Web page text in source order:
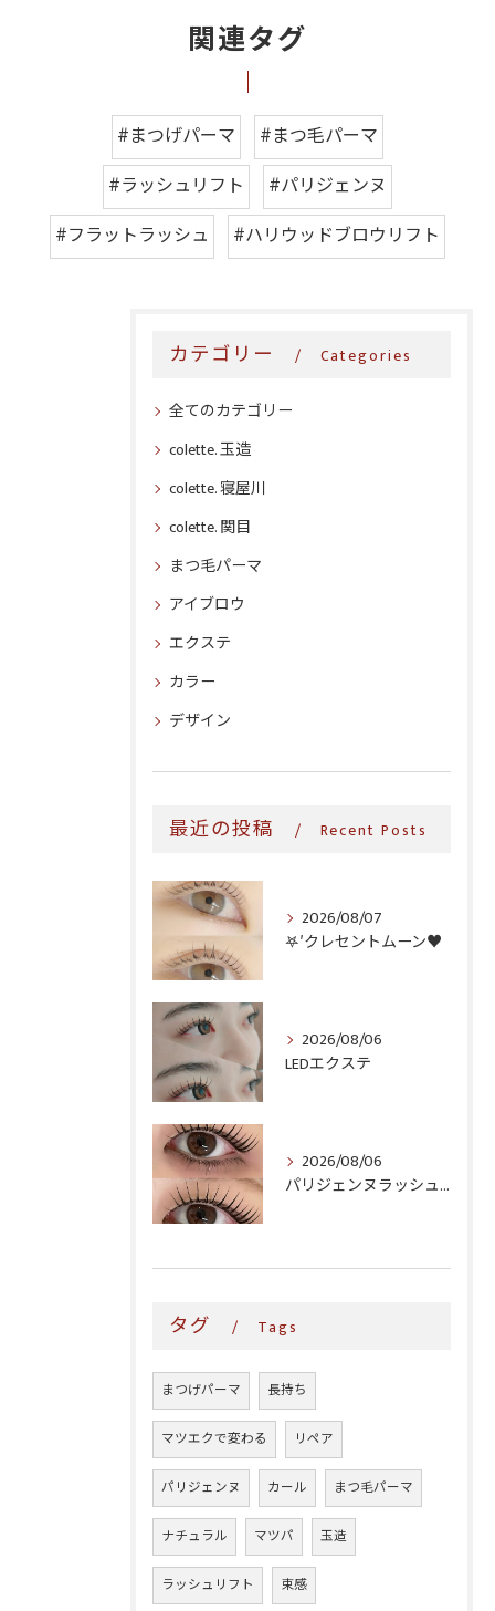
関連タグ
#まつげパーマ
#まつ毛パーマ
#ラッシュリフト
#パリジェンヌ
#フラットラッシュ
#ハリウッドブロウリフト
カテゴリー Categories
全てのカテゴリー
colette. 玉造
colette. 寝屋川
colette. 関目
まつ毛パーマ
アイブロウ
エクステ
カラー
デザイン
最近の投稿 Recent Posts
2026/08/07
𖤐′クレセントムーン♥️
2026/08/06
LEDエクステ
2026/08/06
パリジェンヌラッシュリフト♪
タグ Tags
まつげパーマ 長持ち
マツエクで変わる リペア
パリジェンヌ カール まつ毛パーマ
ナチュラル マツパ 玉造
ラッシュリフト 束感